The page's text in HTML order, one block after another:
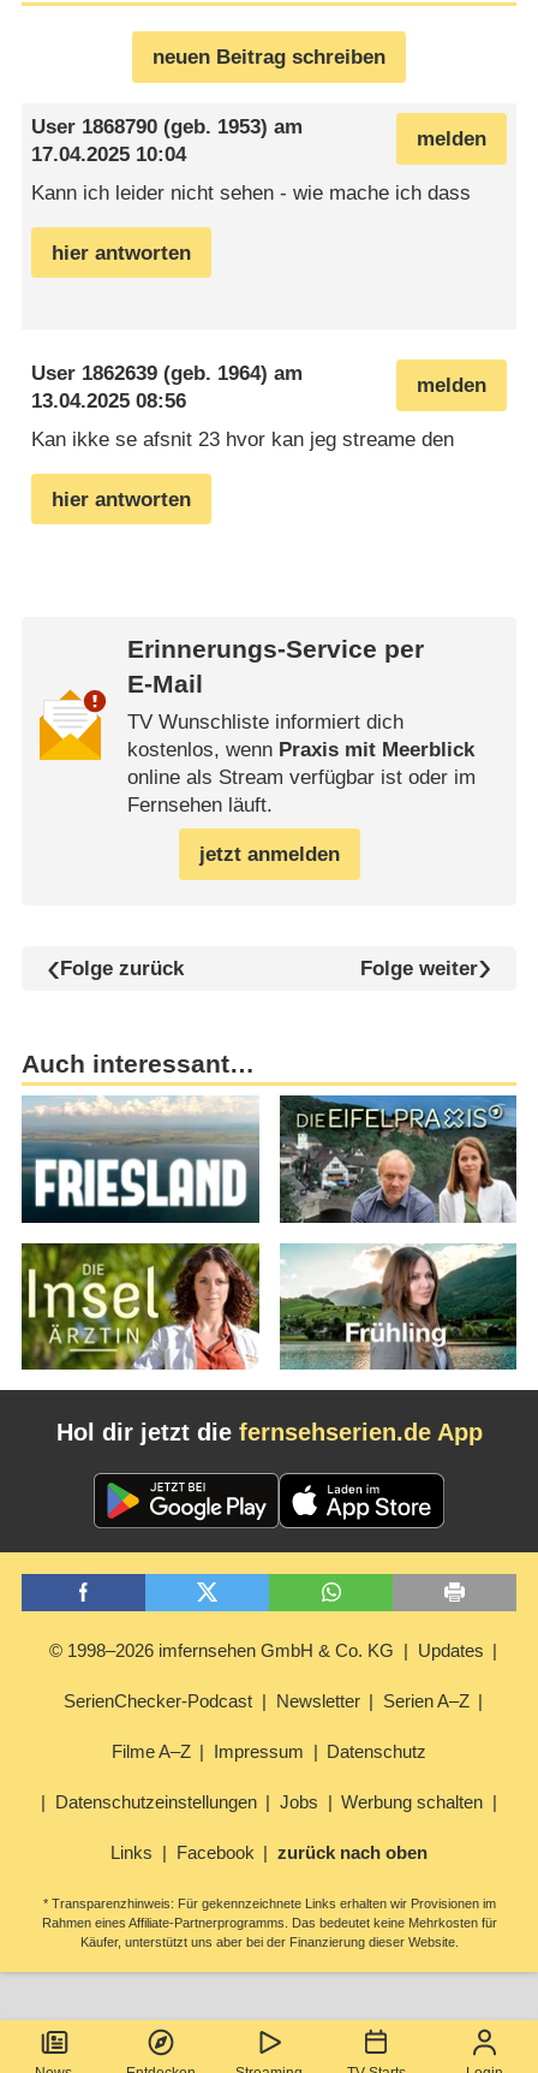
neuen Beitrag schreiben
melden
User 1868790 (geb. 1953) am
17.04.2025 10:04
Kann ich leider nicht sehen - wie mache ich dass
hier antworten
melden
User 1862639 (geb. 1964) am
13.04.2025 08:56
Kan ikke se afsnit 23 hvor kan jeg streame den
hier antworten
Erinnerungs-Service per
E-Mail
TV Wunschliste informiert dich
kostenlos, wenn Praxis mit Meerblick
online als Stream verfügbar ist oder im
Fernsehen läuft.
jetzt anmelden
Folge zurück Folge weiter
Auch interessant…
Hol dir jetzt die fernsehserien.de App
© 1998–2026 imfernsehen GmbH & Co. KG Updates
SerienChecker-Podcast Newsletter Serien A–Z
Filme A–Z Impressum Datenschutz
Datenschutzeinstellungen Jobs Werbung schalten
Links Facebook zurück nach oben
* Transparenzhinweis: Für gekennzeichnete Links erhalten wir Provisionen im
Rahmen eines Affiliate-Partnerprogramms. Das bedeutet keine Mehrkosten für
Käufer, unterstützt uns aber bei der Finanzierung dieser Website.